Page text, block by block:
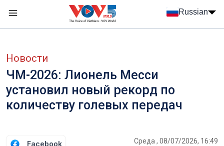
Russian
Новости
ЧМ-2026: Лионель Месси
установил новый рекорд по
количеству голевых передач
Facebook Среда , 08/07/2026, 16:49